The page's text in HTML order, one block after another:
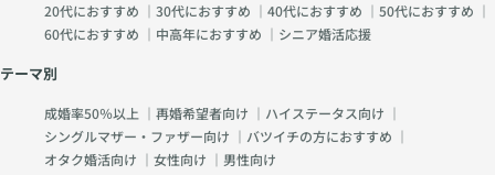
20代におすすめ ｜ 30代におすすめ ｜ 40代におすすめ ｜ 50代におすすめ ｜
60代におすすめ ｜ 中高年におすすめ ｜ シニア婚活応援
テーマ別
成婚率50％以上 ｜ 再婚希望者向け ｜ ハイステータス向け ｜
シングルマザー・ファザー向け ｜ バツイチの方におすすめ ｜
オタク婚活向け ｜ 女性向け ｜ 男性向け